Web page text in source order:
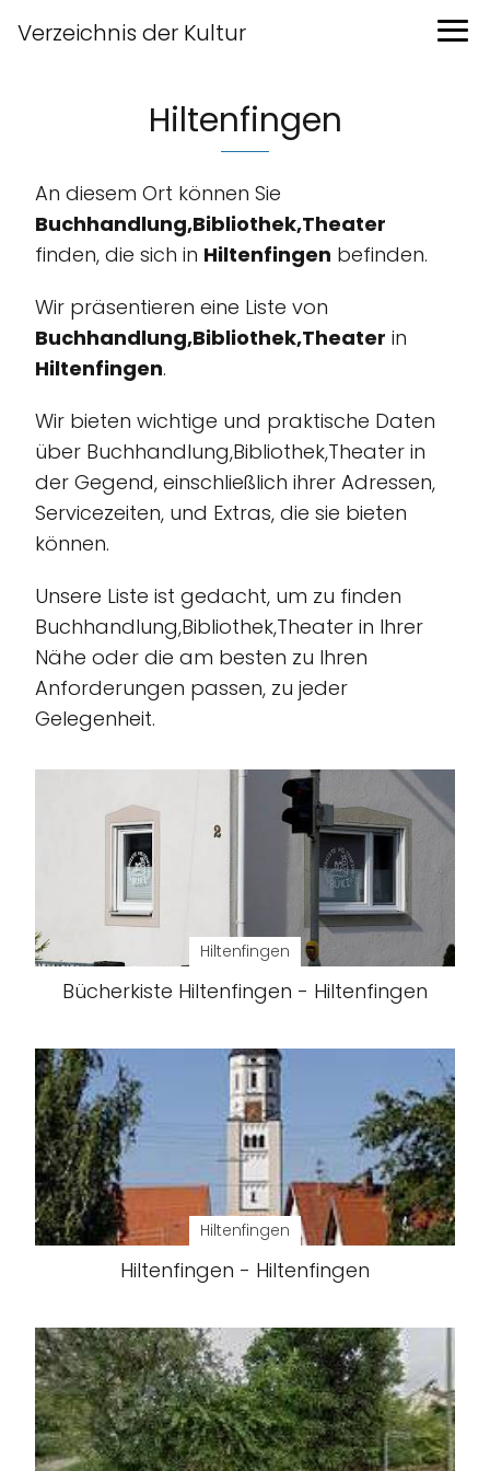
Verzeichnis der Kultur
Hiltenfingen
An diesem Ort können Sie
Buchhandlung,Bibliothek,Theater
finden, die sich in Hiltenfingen befinden.
Wir präsentieren eine Liste von
Buchhandlung,Bibliothek,Theater in
Hiltenfingen.
Wir bieten wichtige und praktische Daten
über Buchhandlung,Bibliothek,Theater in
der Gegend, einschließlich ihrer Adressen,
Servicezeiten, und Extras, die sie bieten
können.
Unsere Liste ist gedacht, um zu finden
Buchhandlung,Bibliothek,Theater in Ihrer
Nähe oder die am besten zu Ihren
Anforderungen passen, zu jeder
Gelegenheit.
Hiltenfingen
Bücherkiste Hiltenfingen - Hiltenfingen
Hiltenfingen
Hiltenfingen - Hiltenfingen